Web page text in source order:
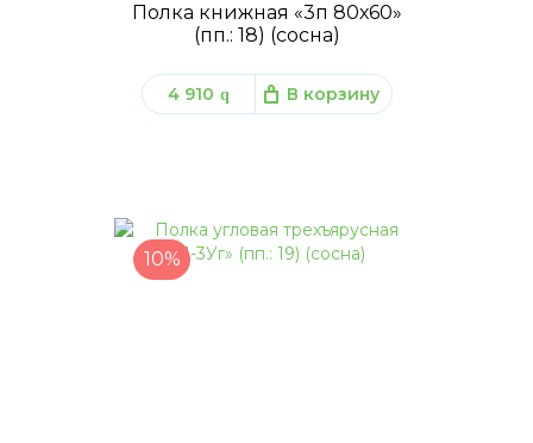
Полка книжная «3п 80х60»
(пп.: 18) (сосна)
4 910 q В корзину
10%